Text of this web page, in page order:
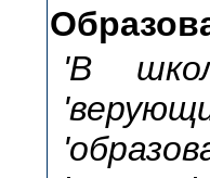
'В